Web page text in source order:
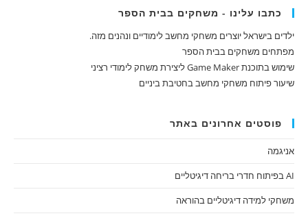
כתבו עלינו - משחקים בבית הספר
ילדים בישראל יוצרים משחקי מחשב לימודיים ונהנים מזה.
מפתחים משחקים בבית הספר
שימוש בתוכנת Game Maker ליצירת משחק לימודי רציני
שיעור פיתוח משחקי מחשב בחטיבת ביניים
פוסטים אחרונים באתר
אניגמה
AI בפיתוח חדרי בריחה דיגיטליים
משחקי למידה דיגיטליים בהוראה